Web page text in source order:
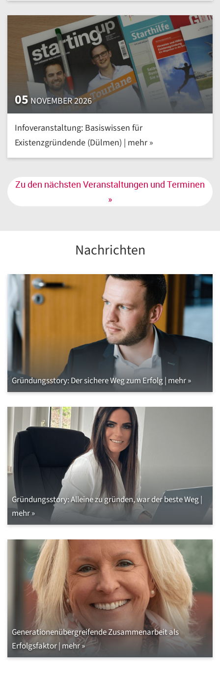
05 NOVEMBER 2026
Infoveranstaltung: Basiswissen für
Existenzgründende (Dülmen) | mehr »
Zu den nächsten Veranstaltungen und Terminen
»
Nachrichten
Gründungsstory: Der sichere Weg zum Erfolg | mehr »
Gründungsstory: Alleine zu gründen, war der beste Weg |
mehr »
Generationenübergreifende Zusammenarbeit als
Erfolgsfaktor | mehr »